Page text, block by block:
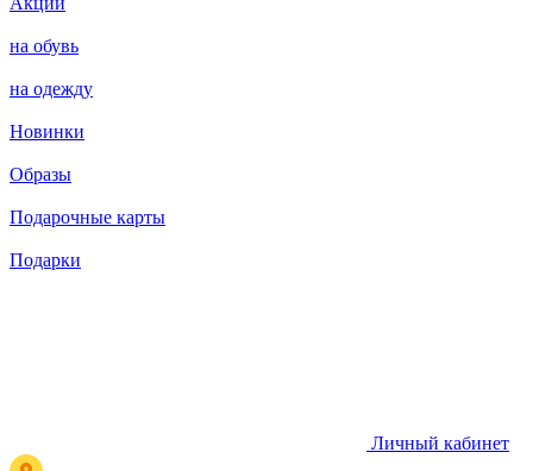
на обувь
на одежду
Новинки
Образы
Подарочные карты
Подарки
Личный кабинет